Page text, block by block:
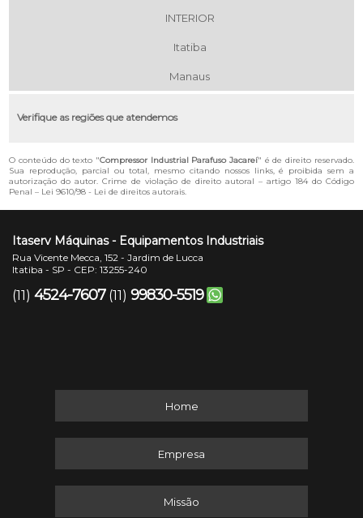
INTERIOR
Itatiba
Manaus
Verifique as regiões que atendemos
O conteúdo do texto "Compressor Industrial Parafuso Jacareí" é de direito reservado.
Sua reprodução, parcial ou total, mesmo citando nossos links, é proibida sem a
autorização do autor. Crime de violação de direito autoral – artigo 184 do Código
Penal – Lei 9610/98 - Lei de direitos autorais.
Itaserv Máquinas - Equipamentos Industriais
Rua Vicente Mecca, 152 - Jardim de Lucca
Itatiba - SP - CEP: 13255-240
(11) 4524-7607 (11) 99830-5519
Home
Empresa
Missão